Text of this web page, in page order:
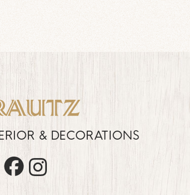
& DECORATIONS
Trautz auf Facebook